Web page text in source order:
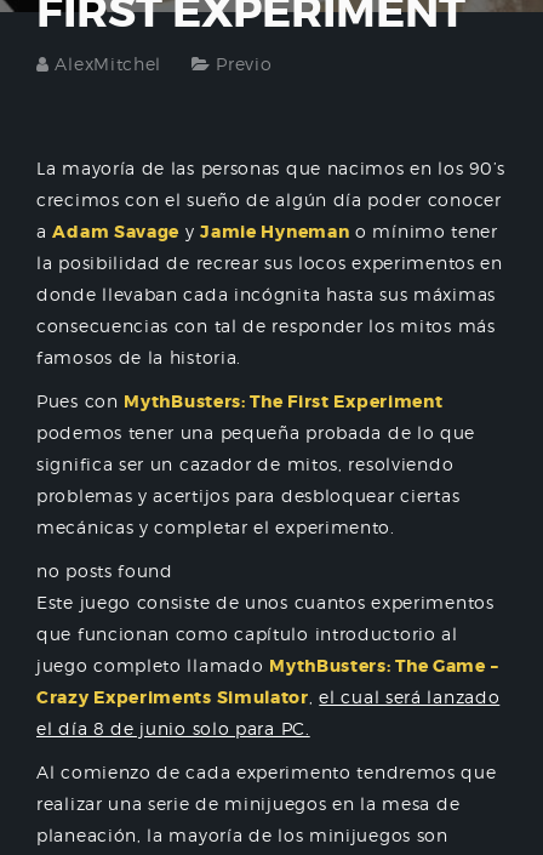
FIRST EXPERIMENT
AlexMitchel Previo
La mayoría de las personas que nacimos en los 90’s
crecimos con el sueño de algún día poder conocer
aAdam Savage yJamie Hyneman o mínimo tener
la posibilidad de recrear sus locos experimentos en
donde llevaban cada incógnita hasta sus máximas
consecuencias con tal de responder los mitos más
famosos de la historia.
Pues con MythBusters: The First Experiment
podemos tener una pequeña probada de lo que
significa ser un cazador de mitos, resolviendo
problemas y acertijos para desbloquear ciertas
mecánicas y completar el experimento.
no posts found
Este juego consiste de unos cuantos experimentos
que funcionan como capítulo introductorio al
juego completo llamado MythBusters: The Game –
Crazy Experiments Simulator ,el cual será lanzado
el día 8 de junio solo para PC.
Al comienzo de cada experimento tendremos que
realizar una serie de minijuegos en la mesa de
planeación, la mayoría de los minijuegos son